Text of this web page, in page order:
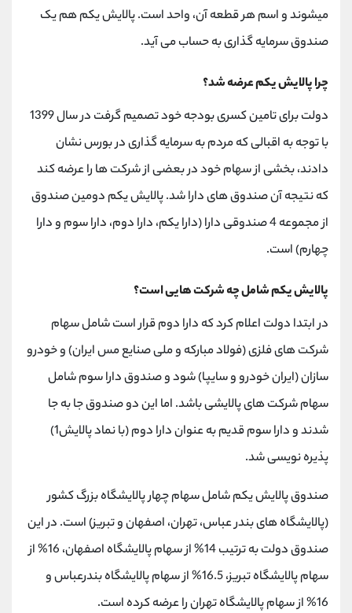
میشوند و اسم هر قطعه آن، واحد است. پالایش یکم هم یک
صندوق سرمایه گذاری به حساب می آید.
چرا پالایش یکم عرضه شد؟
دولت برای تامین کسری بودجه خود تصمیم گرفت در سال 1399
با توجه به اقبالی که مردم به سرمایه گذاری در بورس نشان
دادند، بخشی از سهام خود در بعضی از شرکت ها را عرضه کند
که نتیجه آن صندوق های دارا شد. پالایش یکم دومین صندوق
از مجموعه 4 صندوقی دارا (دارا یکم، دارا دوم، دارا سوم و دارا
چهارم) است.
پالایش یکم شامل چه شرکت هایی است؟
در ابتدا دولت اعلام کرد که دارا دوم قرار است شامل سهام
شرکت های فلزی (فولاد مبارکه و ملی صنایع مس ایران) و خودرو
سازان (ایران خودرو و سایپا) شود و صندوق دارا سوم شامل
سهام شرکت های پالایشی باشد. اما این دو صندوق جا به جا
شدند و دارا سوم قدیم به عنوان دارا دوم (با نماد پالایش1)
پذیره نویسی شد.
صندوق پالایش یکم شامل سهام چهار پالایشگاه بزرگ کشور
(پالایشگاه های بندر عباس، تهران، اصفهان و تبریز) است. در این
صندوق دولت به ترتیب 14% از سهام پالایشگاه اصفهان، 16% از
سهام پالایشگاه تبریز، 16.5% از سهام پالایشگاه بندرعباس و
16% از سهام پالایشگاه تهران را عرضه کرده است.